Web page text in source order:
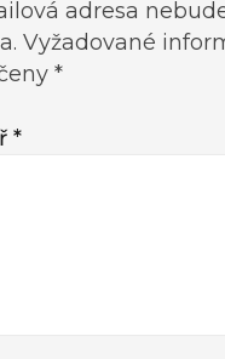
adresa
Vyžadované
*
*